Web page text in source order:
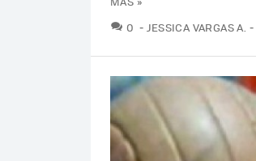
0 COMENTARIOS
JESSICA VARGAS A.